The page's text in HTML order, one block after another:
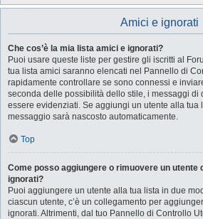
Amici e ignorati
Che cos’è la mia lista amici e ignorati?
Puoi usare queste liste per gestire gli iscritti al
tua lista amici saranno elencati nel Pannello di
rapidamente controllare se sono connessi e
seconda delle possibilità dello stile, i messaggi di
essere evidenziati. Se aggiungi un utente alla tua
messaggio sarà nascosto automaticamente.
Top
Come posso aggiungere o rimuovere un utente
ignorati?
Puoi aggiungere un utente alla tua lista in due
ciascun utente, c’è un collegamento per
ignorati. Altrimenti, dal tuo Pannello di Controllo